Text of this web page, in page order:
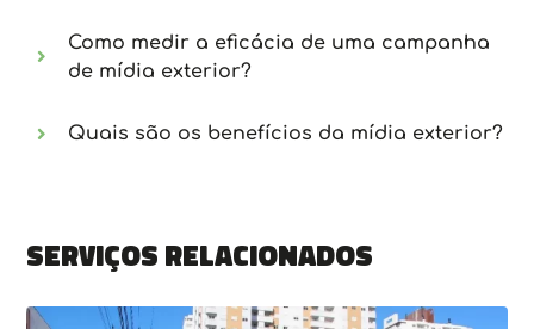
Como medir a eficácia de uma campanha
de mídia exterior?
Quais são os benefícios da mídia exterior?
Serviços relacionados